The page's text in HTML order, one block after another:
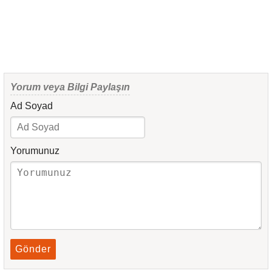
Yorum veya Bilgi Paylaşın
Ad Soyad
Yorumunuz
Gönder